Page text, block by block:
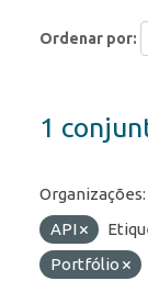
Ordenar por
1
Organizações:
API
Portfólio